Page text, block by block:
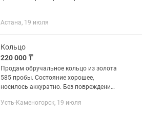
Астана, 19 июля
Кольцо
220 000 ₸
Продам обручальное кольцо из золота
585 пробы. Состояние хорошее,
носилось аккуратно. Без повреждений.
подарок.
Усть-Каменогорск, 19 июля